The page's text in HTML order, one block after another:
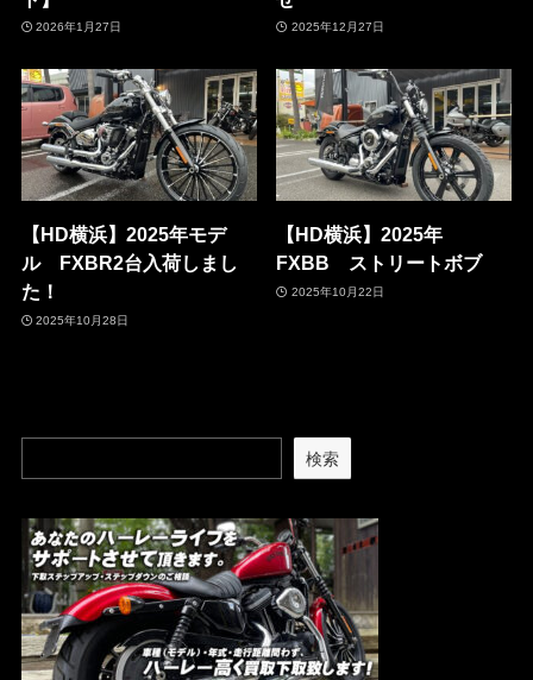
2026年1月27日 2025年12月27日
【HD横浜】2025年モデ
ル FXBR2台入荷しまし
た！
2025年10月28日
【HD横浜】2025年
FXBB ストリートボブ
2025年10月22日
検索